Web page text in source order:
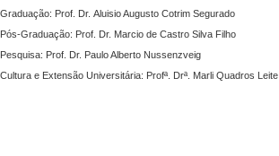
Graduação: Prof. Dr. Aluisio Augusto Cotrim Segurado
Pós-Graduação: Prof. Dr. Marcio de Castro Silva Filho
Pesquisa: Prof. Dr. Paulo Alberto Nussenzveig
Cultura e Extensão Universitária: Profª. Drª. Marli Quadros Leite